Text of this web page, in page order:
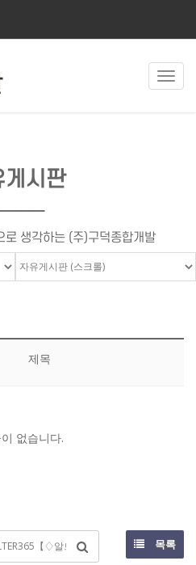
게시판
로 생각하는 (주)구덕종합개발
제목
없습니다.
목록